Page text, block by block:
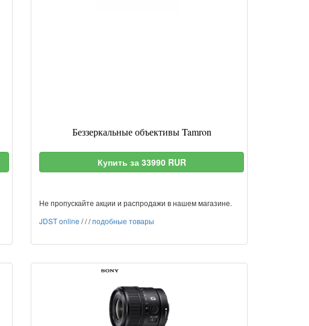
Беззеркальные объективы Tamron
Купить за 33990 RUR
Не пропускайте акции и распродажи в нашем магазине.
JDST online ///подобные товары